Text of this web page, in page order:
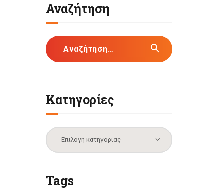
Αναζήτηση
Αναζήτηση
για:
Κατηγορίες
Κατηγορίες
Tags